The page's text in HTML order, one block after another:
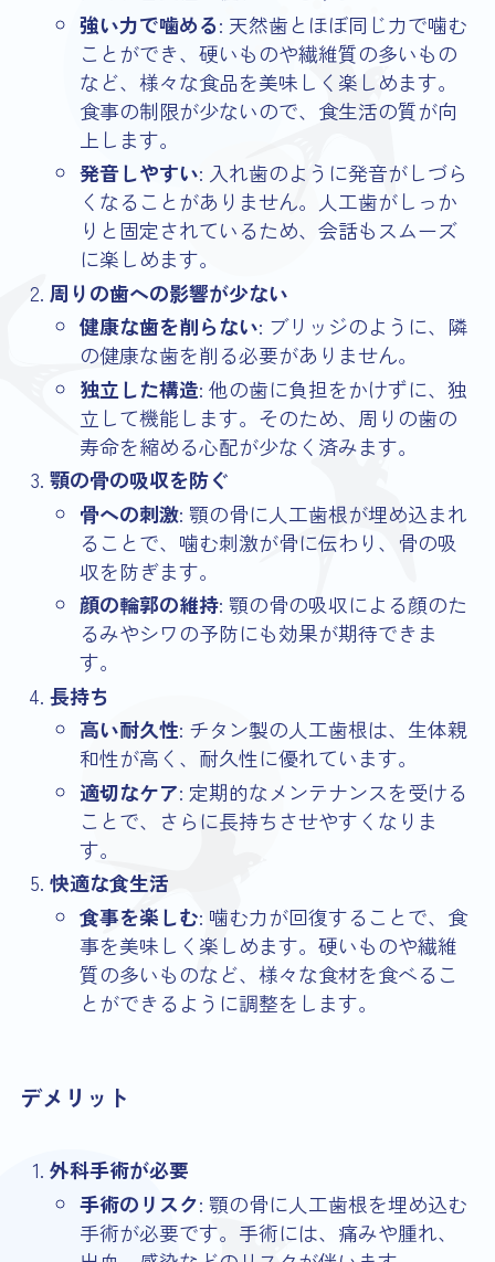
強い力で噛める: 天然歯とほぼ同じ力で噛む
ことができ、硬いものや繊維質の多いもの
など、様々な食品を美味しく楽しめます。
食事の制限が少ないので、食生活の質が向
上します。
発音しやすい: 入れ歯のように発音がしづら
くなることがありません。人工歯がしっか
りと固定されているため、会話もスムーズ
に楽しめます。
周りの歯への影響が少ない
健康な歯を削らない: ブリッジのように、隣
の健康な歯を削る必要がありません。
独立した構造: 他の歯に負担をかけずに、独
立して機能します。そのため、周りの歯の
寿命を縮める心配が少なく済みます。
顎の骨の吸収を防ぐ
骨への刺激: 顎の骨に人工歯根が埋め込まれ
ることで、噛む刺激が骨に伝わり、骨の吸
収を防ぎます。
顔の輪郭の維持: 顎の骨の吸収による顔のた
るみやシワの予防にも効果が期待できま
す。
長持ち
高い耐久性: チタン製の人工歯根は、生体親
和性が高く、耐久性に優れています。
適切なケア: 定期的なメンテナンスを受ける
ことで、さらに長持ちさせやすくなりま
す。
快適な食生活
食事を楽しむ: 噛む力が回復することで、食
事を美味しく楽しめます。硬いものや繊維
質の多いものなど、様々な食材を食べるこ
とができるように調整をします。
デメリット
外科手術が必要
手術のリスク: 顎の骨に人工歯根を埋め込む
手術が必要です。手術には、痛みや腫れ、